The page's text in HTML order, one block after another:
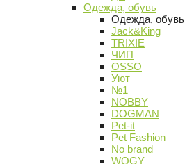
Одежда, обувь
Одежда, обувь
Jack&King
TRIXIE
ЧИП
OSSO
Уют
№1
NOBBY
DOGMAN
Pet-it
Pet Fashion
No brand
WOGY